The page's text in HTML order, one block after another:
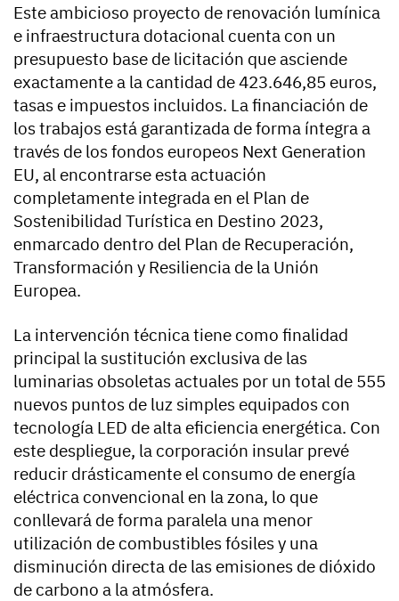
Este ambicioso proyecto de renovación lumínica
e infraestructura dotacional cuenta con un
presupuesto base de licitación que asciende
exactamente a la cantidad de 423.646,85 euros,
tasas e impuestos incluidos. La financiación de
los trabajos está garantizada de forma íntegra a
través de los fondos europeos Next Generation
EU, al encontrarse esta actuación
completamente integrada en el Plan de
Sostenibilidad Turística en Destino 2023,
enmarcado dentro del Plan de Recuperación,
Transformación y Resiliencia de la Unión
Europea.
La intervención técnica tiene como finalidad
principal la sustitución exclusiva de las
luminarias obsoletas actuales por un total de 555
nuevos puntos de luz simples equipados con
tecnología LED de alta eficiencia energética. Con
este despliegue, la corporación insular prevé
reducir drásticamente el consumo de energía
eléctrica convencional en la zona, lo que
conllevará de forma paralela una menor
utilización de combustibles fósiles y una
disminución directa de las emisiones de dióxido
de carbono a la atmósfera.